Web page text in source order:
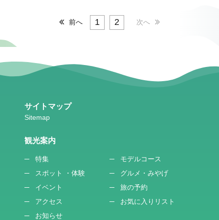
前へ 1 2 次へ
サイトマップ
観光案内
特集
モデルコース
スポット ・体験
グルメ・みやげ
イベント
旅の予約
アクセス
お気に入りリスト
お知らせ